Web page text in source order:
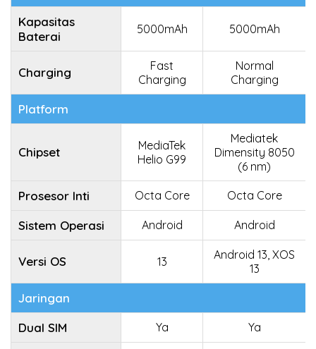
Kapasitas
Baterai
5000mAh 5000mAh
Charging
Fast
Charging
Normal
Charging
Platform
Chipset
MediaTek
Helio G99
Mediatek
Dimensity 8050
(6 nm)
Prosesor Inti Octa Core Octa Core
Sistem Operasi Android Android
Versi OS 13
Android 13, XOS
13
Jaringan
Dual SIM
Ya Ya